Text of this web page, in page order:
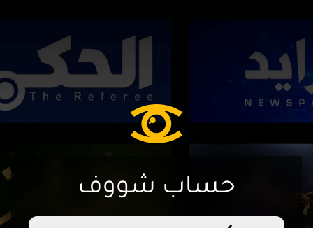
حساب شووف